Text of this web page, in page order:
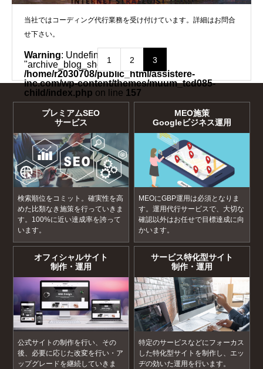
当社ではコーディング代行業務を受け付けています。詳細はお問合
せ下さい。
Warning: Undefined array key
"archive_blog_show_date" in
/home/r2030708/public_html/assistere-
inc.com/wp-content/themes/muum_tcd085-
child/index.php on line 157
1 2 3
プレミアムSEO
サービス
検索順位をコミット。確実性を高
めた比類なき施策を行っていきま
す。100%に近い達成率を誇って
います。
MEO施策
Googleビジネス運用
MEOにGBP運用は必須となりま
す。運用代行サービスで、大切な
確認以外はお任せで目標達成に向
かいます。
オフィシャルサイト
制作・運用
公式サイトの制作を行い、その
後、必要に応じた改変を行い・ア
ップグレードを継続していきま
サービス特化型サイト
制作・運用
特定のサービスなどにフォーカス
した特化型サイトを制作し、エッ
ヂの効いた運用を行います。